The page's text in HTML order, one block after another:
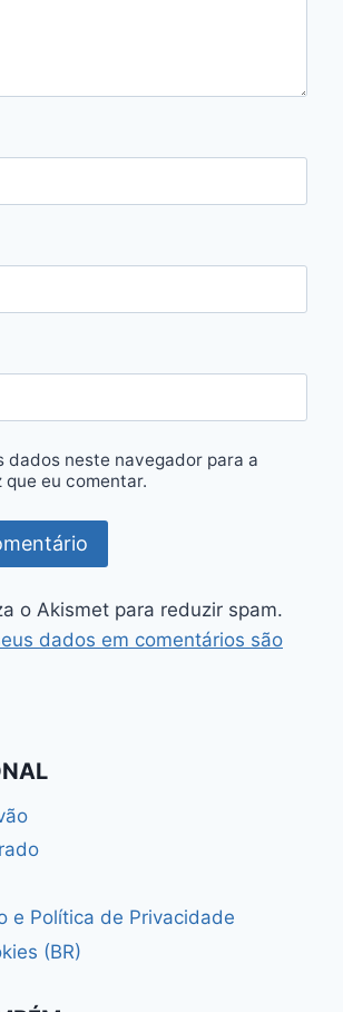
dados neste navegador para a
que eu comentar.
o Akismet para reduzir spam.
dados em comentários são
e Política de Privacidade
(BR)